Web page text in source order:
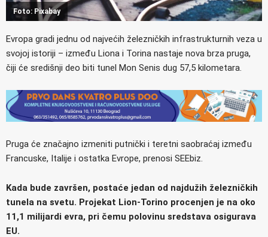
Foto: Pixabay
Evropa gradi jednu od najvećih železničkih infrastrukturnih veza u
svojoj istoriji – između Liona i Torina nastaje nova brza pruga,
čiji će središnji deo biti tunel Mon Senis dug 57,5 kilometara.
Pruga će značajno izmeniti putnički i teretni saobraćaj između
Francuske, Italije i ostatka Evrope, prenosi SEEbiz.
Kada bude završen, postaće jedan od najdužih železničkih
tunela na svetu. Projekat Lion-Torino procenjen je na oko
11,1 milijardi evra, pri čemu polovinu sredstava osigurava
EU.